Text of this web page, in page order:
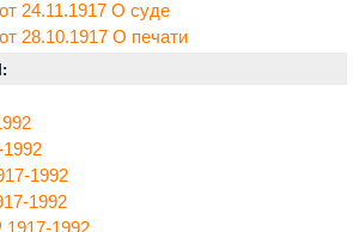
24.11.1917 О суде
28.10.1917 О печати
1992
1992